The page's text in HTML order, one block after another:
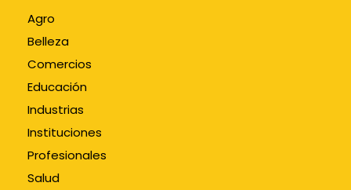
Agro
Belleza
Comercios
Educación
Industrias
Instituciones
Profesionales
Salud